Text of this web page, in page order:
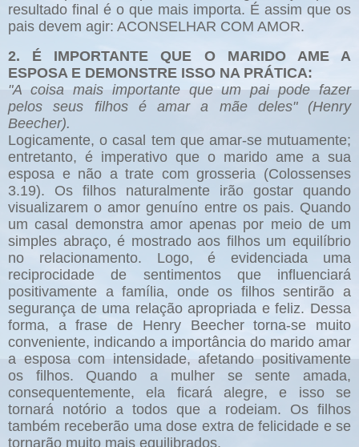
resultado final é o que mais importa. É assim que os
pais devem agir: ACONSELHAR COM AMOR.
2. É IMPORTANTE QUE O MARIDO AME A
ESPOSA E DEMONSTRE ISSO NA PRÁTICA:
"A coisa mais importante que um pai pode fazer
pelos seus filhos é amar a mãe deles" (Henry
Beecher).
Logicamente, o casal tem que amar-se mutuamente;
entretanto, é imperativo que o marido ame a sua
esposa e não a trate com grosseria (Colossenses
3.19). Os filhos naturalmente irão gostar quando
visualizarem o amor genuíno entre os pais. Quando
um casal demonstra amor apenas por meio de um
simples abraço, é mostrado aos filhos um equilíbrio
no relacionamento. Logo, é evidenciada uma
reciprocidade de sentimentos que influenciará
positivamente a família, onde os filhos sentirão a
segurança de uma relação apropriada e feliz. Dessa
forma, a frase de Henry Beecher torna-se muito
conveniente, indicando a importância do marido amar
a esposa com intensidade, afetando positivamente
os filhos. Quando a mulher se sente amada,
consequentemente, ela ficará alegre, e isso se
tornará notório a todos que a rodeiam. Os filhos
também receberão uma dose extra de felicidade e se
tornarão muito mais equilibrados.